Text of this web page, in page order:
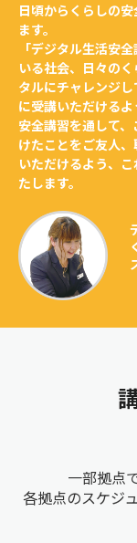
日頃からくらしの
ます。
「デジタル生活安
いる社会、日々の
タルにチャレンジ
に受講いただけるよ
安全講習を通して
けたことをご友人
いただけるよう、
たします。
一部拠点
各拠点のスケジ